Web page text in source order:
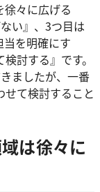
々に広げる
い』、3つ目は
当を明確にす
討する』です。
ましたが、一番
て検討すること
は徐々に